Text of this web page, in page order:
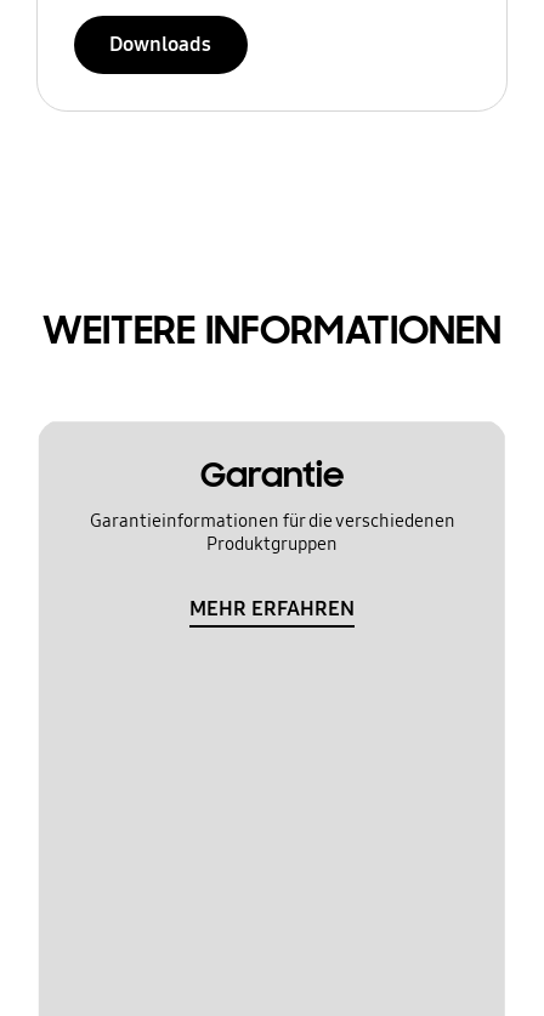
Downloads
WEITERE INFORMATIONEN
Garantie
Garantieinformationen für die verschiedenen
Produktgruppen
MEHR ERFAHREN